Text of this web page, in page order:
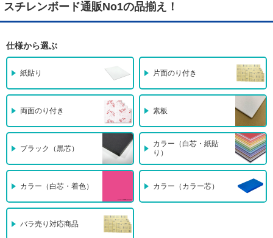
スチレンボード通販No1の品揃え！
仕様から選ぶ
紙貼り 片面のり付き
両面のり付き 素板
ブラック（黒芯）
カラー（白芯・紙貼
り）
カラー（白芯・着色） カラー（カラー芯）
バラ売り対応商品